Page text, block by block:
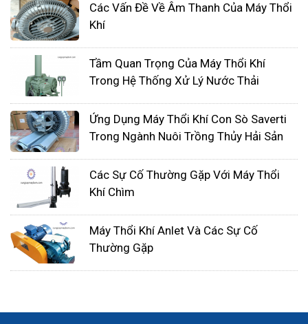
Lắp đặt máy thổi khí chìm đúng kỹ thuật
Máy thổi khí chìm thường được lắp đặt dưới đáy
bể chứa hoặc đường ống. Khi lắp đặt, cần đảm
bảo máy được đặt ở vị trí phù hợp, không bị vướng
mắc bởi các vật cản và có đủ không gian để hoạt
động.
Các Vấn Đề Về Âm Thanh Của Máy Thổi
Khí
Tầm Quan Trọng Của Máy Thổi Khí
Trong Hệ Thống Xử Lý Nước Thải
Ứng Dụng Máy Thổi Khí Con Sò Saverti
Trong Ngành Nuôi Trồng Thủy Hải Sản
Các Sự Cố Thường Gặp Với Máy Thổi
Khí Chìm
Máy Thổi Khí Anlet Và Các Sự Cố
Thường Gặp